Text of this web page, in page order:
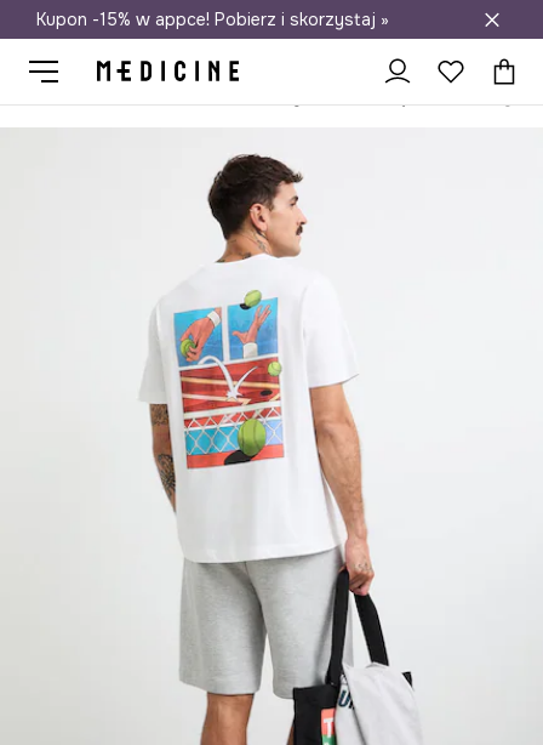
Darmowa dostawa do salonów
Kupon -15% w appce! Pobierz i skorzystaj »